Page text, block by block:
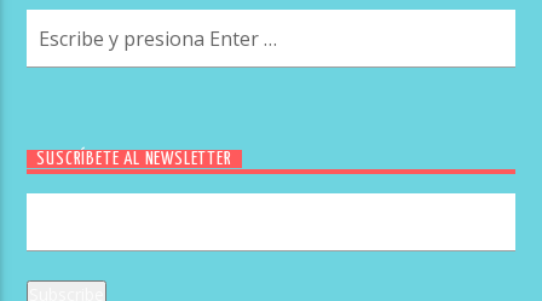
SUSCRÍBETE AL NEWSLETTER